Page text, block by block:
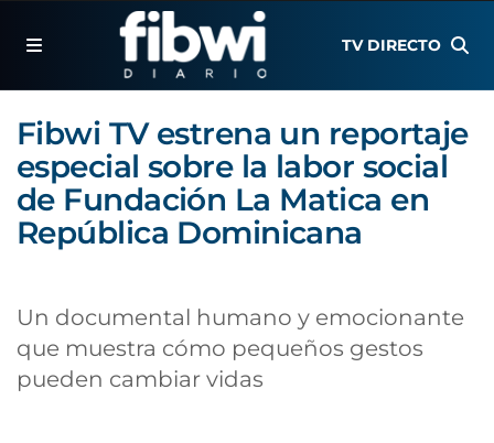
TV DIRECTO
Fibwi TV estrena un reportaje
especial sobre la labor social
de Fundación La Matica en
República Dominicana
Un documental humano y emocionante
que muestra cómo pequeños gestos
pueden cambiar vidas